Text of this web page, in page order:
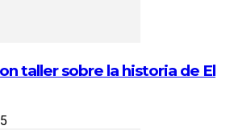
taller sobre la historia de El